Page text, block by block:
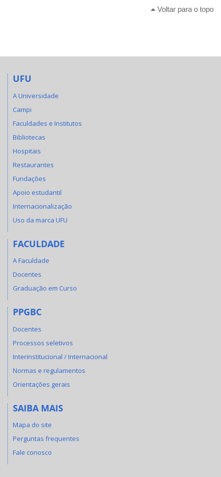
Voltar para o topo
UFU
A Universidade
Campi
Faculdades e Institutos
Bibliotecas
Hospitais
Restaurantes
Fundações
Apoio estudantil
Internacionalização
Uso da marca UFU
FACULDADE
A Faculdade
Docentes
Graduação em Curso
PPGBC
Docentes
Processos seletivos
Interinstitucional / Internacional
Normas e regulamentos
Orientações gerais
SAIBA MAIS
Mapa do site
Perguntas frequentes
Fale conosco